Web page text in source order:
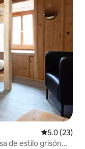
Calificación
5.0 (23)
de estilo grisón